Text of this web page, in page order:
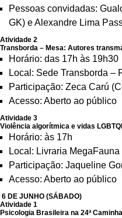
Pessoas convidadas:
GK) e Alexandre Lima
Atividade 2
Transborda – Mesa: Autores
Horário: das 17h às 19h30
Local: Sede Transborda –
Participação: Zeca Carú
Acesso: Aberto ao público
Atividade 3
Violência algorítmica e vidas
Horário: às 17h
Local: Livraria
Participação: Jaqueline
Acesso: Aberto ao público
6 DE JUNHO (SÁBADO)
Atividade 1
Psicologia Brasileira na 24ª